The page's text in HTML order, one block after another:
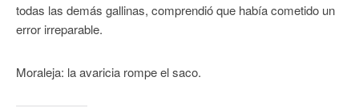
todas las demás gallinas, comprendió que había cometido un
error irreparable.
Moraleja: la avaricia rompe el saco.